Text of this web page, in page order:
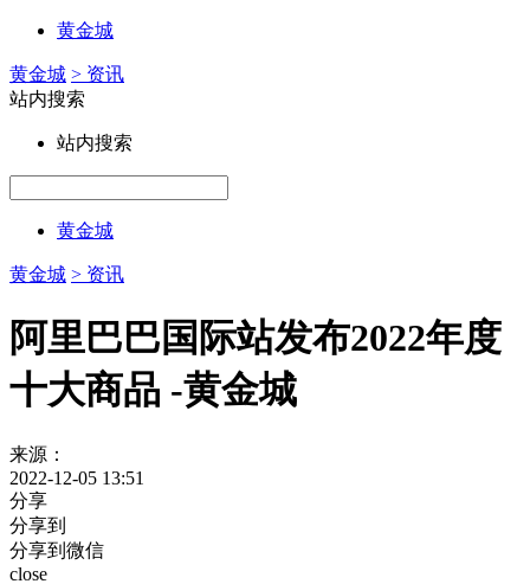
黄金城
黄金城 > 资讯
站内搜索
站内搜索
黄金城
黄金城 > 资讯
阿里巴巴国际站发布2022年度
十大商品 -黄金城
来源：
2022-12-05 13:51
分享
分享到
分享到微信
close